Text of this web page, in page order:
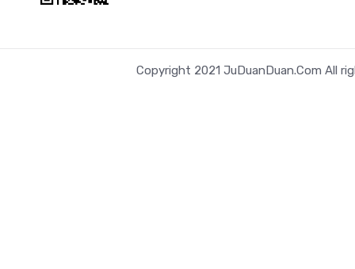
Copyright 2021 JuDuanDuan.Com All